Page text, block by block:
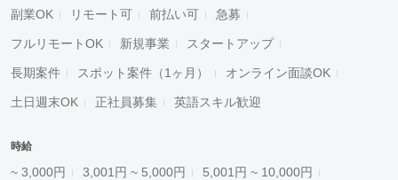
副業OK リモート可 前払い可 急募
フルリモートOK 新規事業 スタートアップ
長期案件 スポット案件（1ヶ月） オンライン面談OK
土日週末OK 正社員募集 英語スキル歓迎
時給
~ 3,000円 3,001円 ~ 5,000円 5,001円 ~ 10,000円